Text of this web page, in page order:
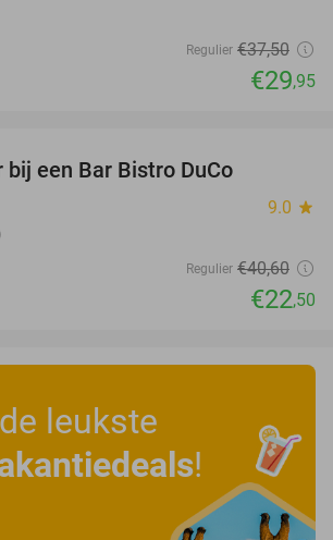
Regulier €37,50
€29,95
bij een Bar Bistro DuCo
9.0 star
Regulier €40,60
€22,50
leukste
!